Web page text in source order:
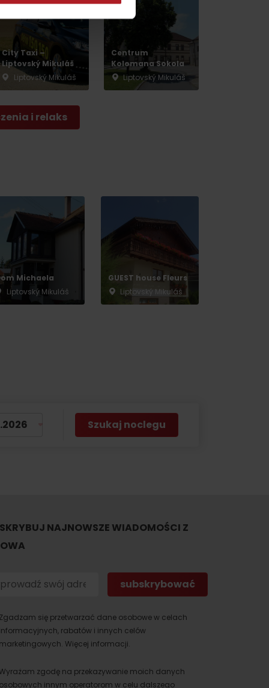
City Taxi –
Liptovský Mikuláš
Liptovský Mikuláš
Centrum
Kolomana Sokola
Liptovský Mikuláš
i relaks
Michaela
Liptovský Mikuláš
GUEST house Fleurs
Liptovský Mikuláš
Szukaj noclegu
NAJNOWSZE WIADOMOŚCI Z
Zgadzam się przetwarzać dane osobowe w celach
informacyjnych, rabatów i innych celów
marketingowych. Więcej informacji.
zgodę na przekazywanie moich danych
osobowych innym operatorom w celu dalszego